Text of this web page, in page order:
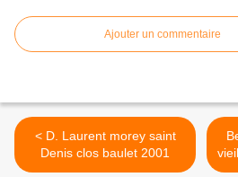
Ajouter un commentaire
< D. Laurent morey saint
Denis clos baulet 2001